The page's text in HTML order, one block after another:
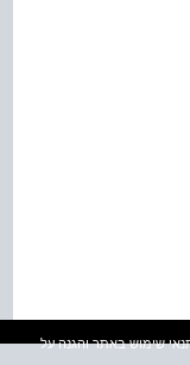
שימוש באתר והגנה על